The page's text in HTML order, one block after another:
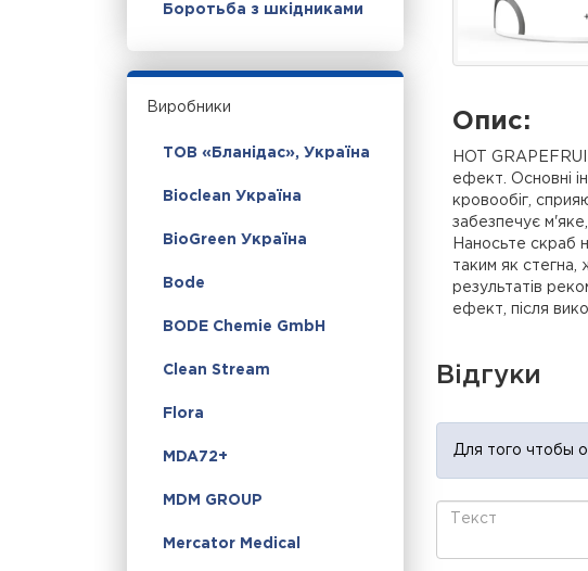
Боротьба з шкідниками
Виробники
ТОВ «Бланідас», Україна
Bioclean Україна
BioGreen Україна
Bode
BODE Chemie GmbH
Clean Stream
Flora
MDA72+
MDM GROUP
Mercator Medical
Опис:
HOT
ефект. Основні
кровообіг,
забезпечує
Наносьте скраб
таким як стегна,
результатів
ефект, після
Відгуки
Для того чтобы